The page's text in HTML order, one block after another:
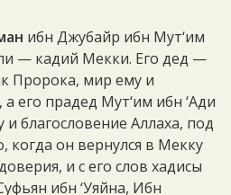
ибн Джубайр ибн Мут‘им
— кадий Мекки. Его дед —
Пророка, мир ему и
его прадед Мут‘им ибн ‘Ади
благословение Аллаха, под
когда он вернулся в Мекку
и с его слов хадисы
ибн ‘Уяйна, Ибн